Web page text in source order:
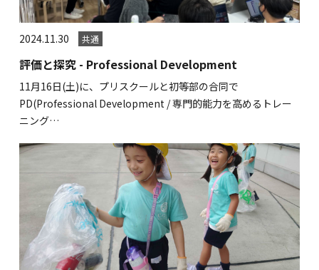
2024.11.30 共通
評価と探究 - Professional Development
11月16日(土)に、プリスクールと初等部の合同で
PD(Professional Development / 専門的能力を高めるトレー
ニング…